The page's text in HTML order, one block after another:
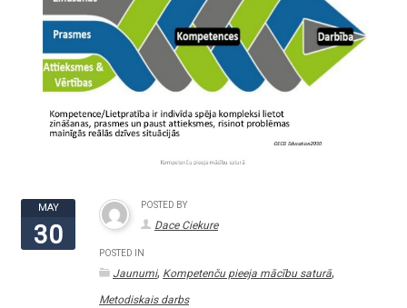
MAY
30
POSTED BY
Dace Ciekure
POSTED IN
Jaunumi, Kompetenču pieeja mācību saturā,
Metodiskais darbs